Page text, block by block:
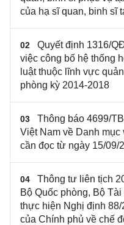
của hạ sĩ quan, binh sĩ
02
Quyết định 1316/
việc công bố hệ thống
luật thuộc lĩnh vực
phòng kỳ 2014-2018
03
Thông báo 4699/
Việt Nam về Danh
cần đọc từ ngày 15/09/
04
Thông tư liên tịch
Bộ Quốc phòng, Bộ
thực hiện Nghị định
của Chính phủ về chế